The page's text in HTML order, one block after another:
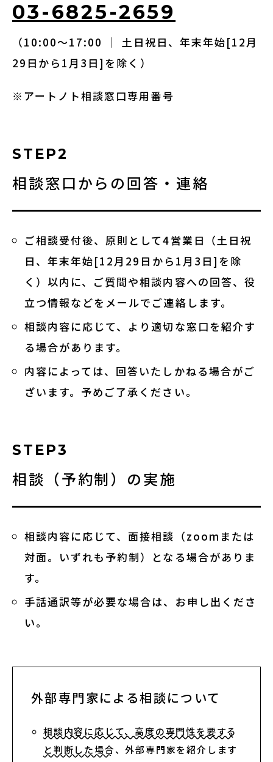
03-6825-2659
（10:00～17:00 ｜ 土日祝日、年末年始[12月
29日から1月3日]を除く）
※アートノト相談窓口専用番号
STEP2
相談窓口からの回答・連絡
ご相談受付後、原則として4営業日（土日祝
日、年末年始[12月29日から1月3日]を除
く）以内に、ご質問や相談内容への回答、役
立つ情報などをメールでご連絡します。
相談内容に応じて、より適切な窓口を紹介す
る場合があります。
内容によっては、回答いたしかねる場合がご
ざいます。予めご了承ください。
STEP3
相談（予約制）の実施
相談内容に応じて、面接相談（zoomまたは
対面。いずれも予約制）となる場合がありま
す。
手話通訳等が必要な場合は、お申し出くださ
い。
外部専門家による相談について
相談内容に応じて、高度の専門性を要する
と判断した場合、外部専門家を紹介します